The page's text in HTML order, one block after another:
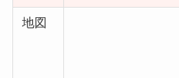
地図